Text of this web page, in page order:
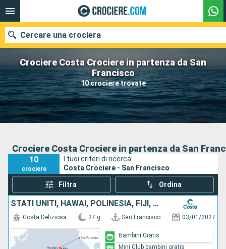
Crociere Costa Crociere in partenza da San
Francisco
10 crociere trovate
Cercare una crociera
Le nostre destinazioni
Mesi di partenza
Ricerca
Crociere Costa Crociere in partenza da San
10
crociere
I tuoi criteri di ricerca:
Costa Crociere - San Francisco
Filtra Ordina
STATI UNITI, HAWAI, POLINESIA, FIJI, AUSTRALIA
Costa Deliziosa 27 g San Francisco 03/01/2027
Bambini Gratis
Mini Club bambini gratis